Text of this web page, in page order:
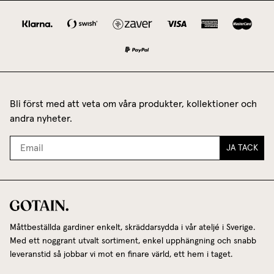
Bli först med att veta om våra produkter, kollektioner och
andra nyheter.
JA TACK
Måttbeställda gardiner enkelt, skräddarsydda i vår ateljé i Sverige.
Med ett noggrant utvalt sortiment, enkel upphängning och snabb
leveranstid så jobbar vi mot en finare värld, ett hem i taget.